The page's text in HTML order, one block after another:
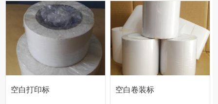
空白打印标 空白卷装标